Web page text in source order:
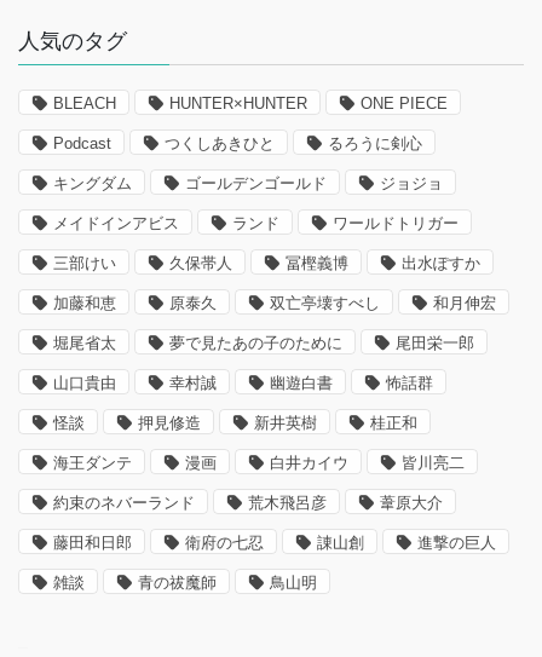
人気のタグ
BLEACH HUNTER×HUNTER ONE PIECE
Podcast つくしあきひと るろうに剣心
キングダム ゴールデンゴールド ジョジョ
メイドインアビス ランド ワールドトリガー
三部けい 久保帯人 冨樫義博 出水ぽすか
加藤和恵 原泰久 双亡亭壊すべし 和月伸宏
堀尾省太 夢で見たあの子のために 尾田栄一郎
山口貴由 幸村誠 幽遊白書 怖話群
怪談 押見修造 新井英樹 桂正和
海王ダンテ 漫画 白井カイウ 皆川亮二
約束のネバーランド 荒木飛呂彦 葦原大介
藤田和日郎 衛府の七忍 諌山創 進撃の巨人
雑談 青の祓魔師 鳥山明